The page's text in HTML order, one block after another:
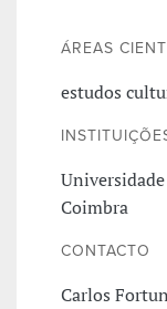
ÁREAS
estudos
Coimbra
CONTACTO
Carlos